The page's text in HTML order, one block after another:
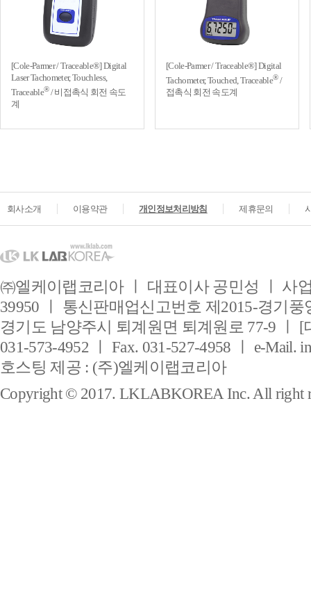
[Cole-Parmer / Traceable®] Digital
Laser Tachometer, Touchless,
Traceable®/ 비접촉식 회전 속도
계
[Cole-Parmer / Traceable®] Digital
Tachometer, Touched, Traceable®/
접촉식 회전 속도계
회사소개 이용약관 개인정보처리방침 제휴문의
㈜엘케이랩코리아 ㅣ 대표이사 공민성 ㅣ 사
39950 ㅣ 통신판매업신고번호 제2015-경기풍
경기도 남양주시 퇴계원면 퇴계원로 77-9 ㅣ [
031-573-4952 ㅣ Fax. 031-527-4958 ㅣ e-Mail.
호스팅 제공 : (주)엘케이랩코리아
Copyright © 2017. LKLABKOREA Inc. All right